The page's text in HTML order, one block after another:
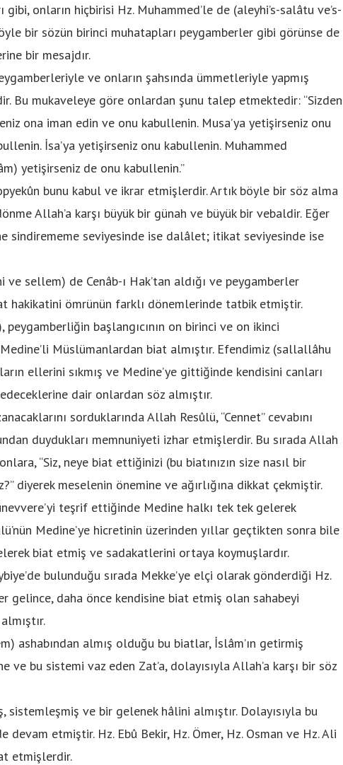
onların hiçbirisi Hz. Muhammed’le de (aleyhi’s-salâtu ve’s-
bir sözün birinci muhatapları peygamberler gibi görünse de
bir mesajdır.
ve onların şahsında ümmetleriyle yapmış
Bu mukaveleye göre onlardan şunu talep etmektedir: “Sizden
ona iman edin ve onu kabullenin. Musa’ya yetişirseniz onu
İsa’ya yetişirseniz onu kabullenin. Muhammed
yetişirseniz de onu kabullenin.”
bunu kabul ve ikrar etmişlerdir. Artık böyle bir söz alma
Allah’a karşı büyük bir günah ve büyük bir vebaldir. Eğer
sindirememe seviyesinde ise dalâlet; itikat seviyesinde ise
sellem) de Cenâb-ı Hak’tan aldığı ve peygamberler
hakikatini ömrünün farklı dönemlerinde tatbik etmiştir.
başlangıcının on birinci ve on ikinci
Müslümanlardan biat almıştır. Efendimiz (sallallâhu
ellerini sıkmış ve Medine’ye gittiğinde kendisini canları
dair onlardan söz almıştır.
sorduklarında Allah Resûlü, “Cennet” cevabını
duydukları memnuniyeti izhar etmişlerdir. Bu sırada Allah
“Siz, neye biat ettiğinizi (bu biatınızın size nasıl bir
diyerek meselenin önemine ve ağırlığına dikkat çekmiştir.
teşrif ettiğinde Medine halkı tek tek gelerek
Medine’ye hicretinin üzerinden yıllar geçtikten sonra bile
biat etmiş ve sadakatlerini ortaya koymuşlardır.
bulunduğu sırada Mekke’ye elçi olarak gönderdiği Hz.
gelince, daha önce kendisine biat etmiş olan sahabeyi
ashabından almış olduğu bu biatlar, İslâm’ın getirmiş
bu sistemi vaz eden Zat’a, dolayısıyla Allah’a karşı bir söz
sistemleşmiş ve bir gelenek hâlini almıştır. Dolayısıyla bu
etmiştir. Hz. Ebû Bekir, Hz. Ömer, Hz. Osman ve Hz. Ali
etmişlerdir.